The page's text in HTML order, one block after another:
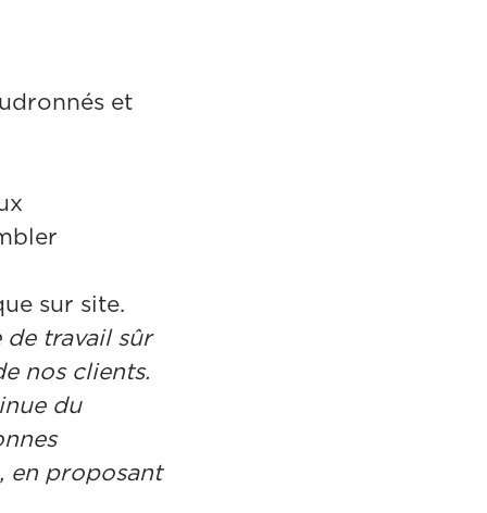
et
sur site.
de travail sûr
nos clients.
du
en proposant